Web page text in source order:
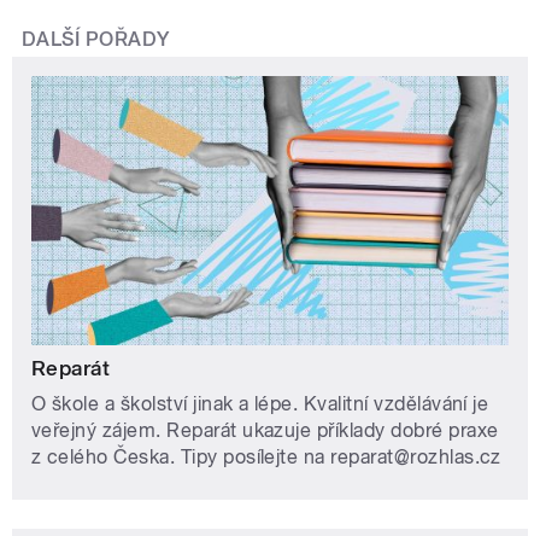
DALŠÍ POŘADY
Reparát
O škole a školství jinak a lépe. Kvalitní vzdělávání je
veřejný zájem. Reparát ukazuje příklady dobré praxe
z celého Česka. Tipy posílejte na reparat@rozhlas.cz